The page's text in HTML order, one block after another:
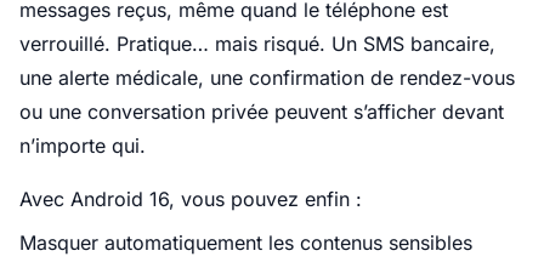
messages reçus, même quand le téléphone est
verrouillé. Pratique… mais risqué. Un SMS bancaire,
une alerte médicale, une confirmation de rendez-vous
ou une conversation privée peuvent s’afficher devant
n’importe qui.
Avec Android 16, vous pouvez enfin :
Masquer automatiquement les contenus sensibles